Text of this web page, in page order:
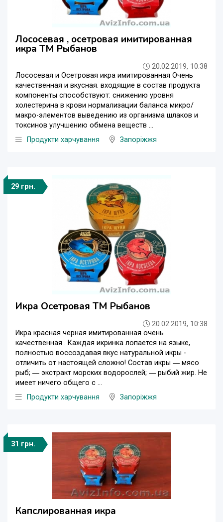
Лососевая , осетровая имитированная
икра ТМ Рыбанов
20.02.2019, 10:38
Лососевая и Осетровая икра имитированная Очень
качественная и вкусная. входящие в состав продукта
компоненты способствуют: снижению уровня
холестерина в крови нормализации баланса микро/
макро-элементов выведению из организма шлаков и
токсинов улучшению обмена веществ ...
Продукти харчування
Запоріжжя
29 грн.
Икра Осетровая ТМ Рыбанов
20.02.2019, 10:38
Икра красная черная имитированная очень
качественная . Каждая икринка лопается на языке,
полностью воссоздавая вкус натуральной икры -
отличить от настоящей сложно! Состав икры ― мясо
рыб; ― экстракт морских водорослей; ― рыбий жир. Не
имеет ничего общего с ...
Продукти харчування
Запоріжжя
31 грн.
Капслированная икра